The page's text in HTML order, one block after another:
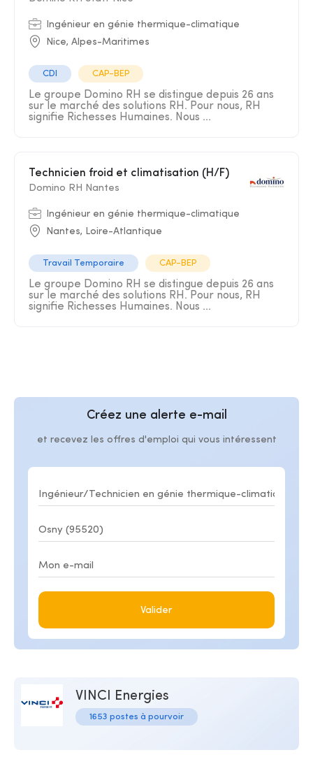
Ingénieur en génie thermique-climatique
Nice, Alpes-Maritimes
CDI CAP-BEP
Le groupe Domino RH se distingue depuis 26 ans
sur le marché des solutions RH. Pour nous, RH
signifie Richesses Humaines. Nous ...
Technicien froid et climatisation (H/F)
Domino RH Nantes
Ingénieur en génie thermique-climatique
Nantes, Loire-Atlantique
Travail Temporaire CAP-BEP
Le groupe Domino RH se distingue depuis 26 ans
sur le marché des solutions RH. Pour nous, RH
signifie Richesses Humaines. Nous ...
Créez une alerte e-mail
et recevez les offres d'emploi qui vous intéressent
Valider
VINCI Energies
1653 postes à pourvoir